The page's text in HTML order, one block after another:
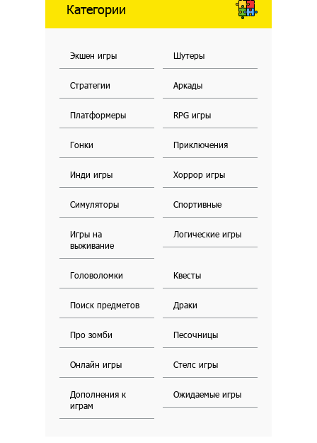
Категории
Экшен игры Шутеры
Стратегии Аркады
Платформеры RPG игры
Гонки Приключения
Инди игры Хоррор игры
Симуляторы Спортивные
Игры на
выживание
Логические игры
Головоломки Квесты
Поиск предметов Драки
Про зомби Песочницы
Онлайн игры Стелс игры
Дополнения к
играм
Ожидаемые игры